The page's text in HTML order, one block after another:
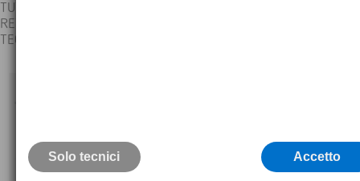
TUTTI GLI ACCESSORI LEICA SONO CONTROLLATI
RETTIFICATI E CALIBRATI, CERTIFICATI PRESSO IL
TEOREMA, GARANZIA 24 MESI
Solo tecnici Accetto